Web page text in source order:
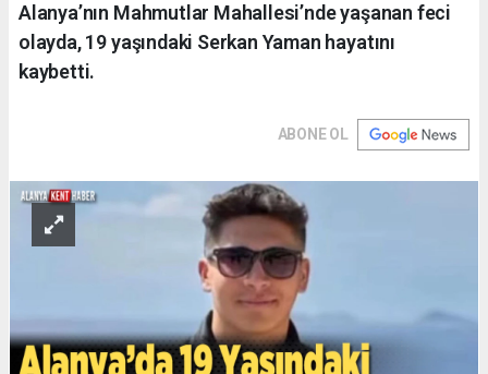
Alanya’nın Mahmutlar Mahallesi’nde yaşanan feci
olayda, 19 yaşındaki Serkan Yaman hayatını
kaybetti.
ABONE OL